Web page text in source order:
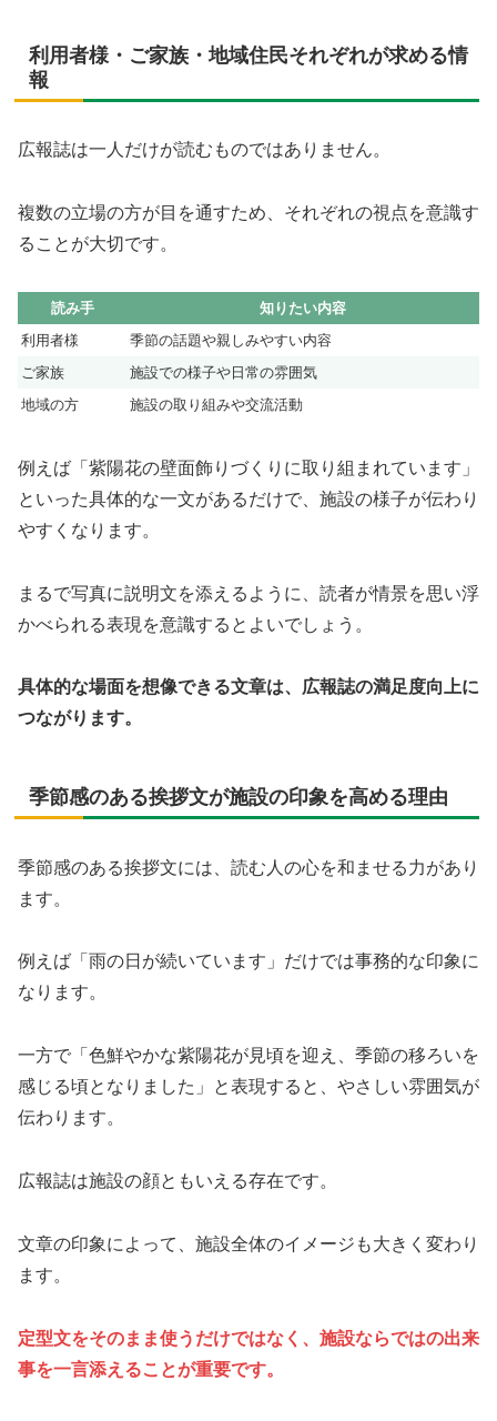
利用者様・ご家族・地域住民それぞれが求める情
報
広報誌は一人だけが読むものではありません。
複数の立場の方が目を通すため、それぞれの視点を意識す
ることが大切です。
読み手
知りたい内容
利用者様
季節の話題や親しみやすい内容
ご家族
施設での様子や日常の雰囲気
地域の方
施設の取り組みや交流活動
例えば「紫陽花の壁面飾りづくりに取り組まれています」
といった具体的な一文があるだけで、施設の様子が伝わり
やすくなります。
まるで写真に説明文を添えるように、読者が情景を思い浮
かべられる表現を意識するとよいでしょう。
具体的な場面を想像できる文章は、広報誌の満足度向上に
つながります。
季節感のある挨拶文が施設の印象を高める理由
季節感のある挨拶文には、読む人の心を和ませる力があり
ます。
例えば「雨の日が続いています」だけでは事務的な印象に
なります。
一方で「色鮮やかな紫陽花が見頃を迎え、季節の移ろいを
感じる頃となりました」と表現すると、やさしい雰囲気が
伝わります。
広報誌は施設の顔ともいえる存在です。
文章の印象によって、施設全体のイメージも大きく変わり
ます。
定型文をそのまま使うだけではなく、施設ならではの出来
事を一言添えることが重要です。